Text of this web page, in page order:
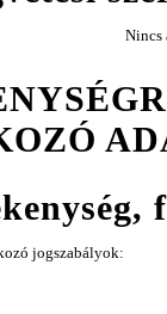
Nincs
jogszabályok: